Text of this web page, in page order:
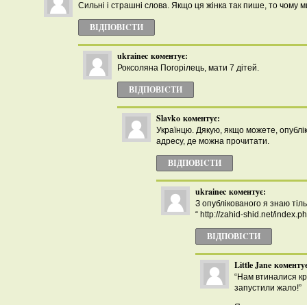
Сильні і страшні слова. Якщо ця жінка так пише, то чому
ВІДПОВІCТИ
ukrainec коментує:
Роксоляна Погорілець, мати 7 дітей.
ВІДПОВІCТИ
Slavko коментує:
Українцю. Дякую, якщо можете,
адресу, де можна прочитати.
ВІДПОВІCТИ
ukrainec коментує:
З опублікованого я знаю
“ http://zahid-shid.net/
ВІДПОВІCТИ
Little Jane
“Нам втиналися
запустили жало!”